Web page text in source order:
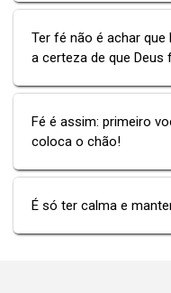
Ter fé não é achar
a certeza de que
Fé é assim: primeiro
coloca o chão!
É só ter calma e